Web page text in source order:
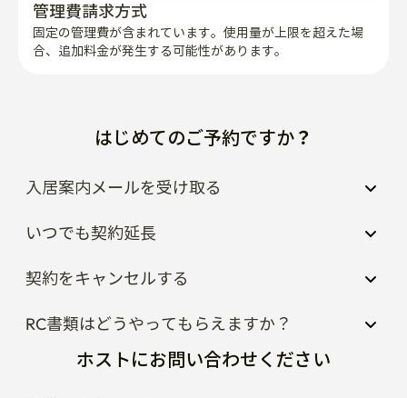
管理費請求方式
固定の管理費が含まれています。使用量が上限を超えた場
合、追加料金が発生する可能性があります。
はじめてのご予約ですか？
入居案内メールを受け取る
いつでも契約延長
契約をキャンセルする
RC書類はどうやってもらえますか？
ホストにお問い合わせください